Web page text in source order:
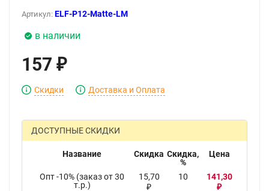
Артикул: ELF-Р12-Matte-LM
в наличии
157 ₽
Скидки Доставка и Оплата
ДОСТУПНЫЕ СКИДКИ
Название Скидка Скидка,
%
Цена
Опт -10% (заказ от 30
т.р.)
15,70
₽
10 141,30
₽